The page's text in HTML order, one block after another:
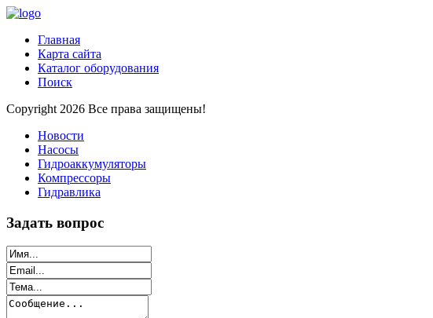
Главная
Карта сайта
Каталог оборудования
Поиск
Copyright 2026 Все права защищены!
Новости
Насосы
Гидроаккумуляторы
Компрессоры
Гидравлика
Задать вопрос